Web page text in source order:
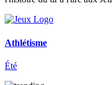
Athlétisme
Été